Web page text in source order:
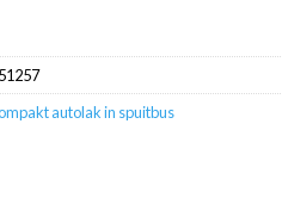
autolak in spuitbus